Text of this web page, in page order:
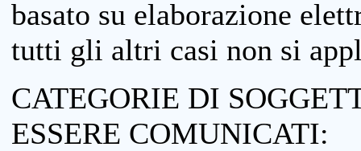
basato su elaborazione
tutti gli altri casi non si
CATEGORIE DI
ESSERE COMUNICATI: